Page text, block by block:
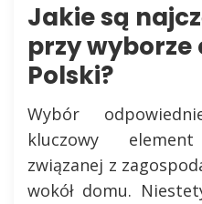
Jakie są
przy wyborze
Polski?
Wybór
kluczowy
związanej z
wokół domu.